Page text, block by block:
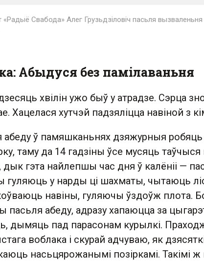
«Радыё Свабода» Алег Грузьдзіловіч пасьля
Абыдуся без памілаваньня
хвілін ужо быў у атрадзе. Сэрца
Хацелася хутчэй падзяліцца навіной з
абеду ў памяшканьнях дзяжурныя робяць
таму да 14 гадзіны ўсе мусяць таўчыся
дык гэта найлепшы час дня ў калёніі —
гуляюць у нарды ці шахматы, чытаюць
навіны, гуляючы ўздоўж плота.
пасьля абеду, адразу хапаюцца за
дымяць пад парасонам курылкі.
воблака і скурай адчуваю, як
насьцярожанымі позіркамі. Такімі ж